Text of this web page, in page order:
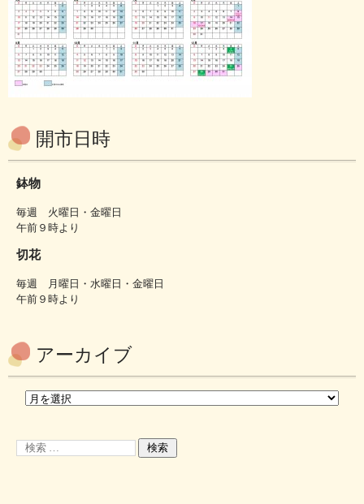
開市日時
鉢物
毎週 火曜日・金曜日
午前９時より
切花
毎週 月曜日・水曜日・金曜日
午前９時より
アーカイブ